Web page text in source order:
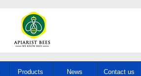
Products News Contact us